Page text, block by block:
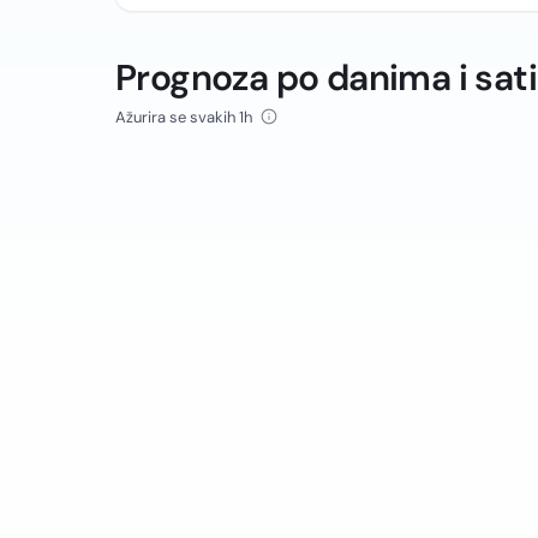
Prognoza po danima i
Ažurira se svakih 1h